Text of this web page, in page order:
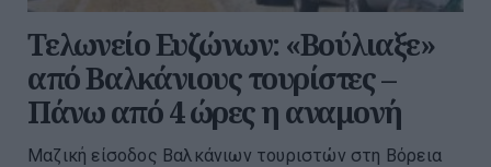
Τελωνείο Ευζώνων: «Βούλιαξε»
από Βαλκάνιους τουρίστες –
Πάνω από 4 ώρες η αναμονή
Μαζική είσοδος Βαλκάνιων τουριστών στη Βόρεια